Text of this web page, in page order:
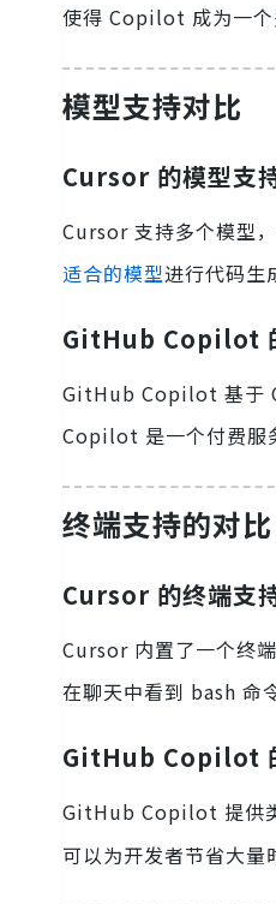
使得 Copilot 成为一个
模型支持对比
Cursor 的模型支
Cursor 支持多个模型
适合的模型进行代码生
GitHub Copilot
GitHub Copilot 基于
Copilot 是一个付费服
终端支持的对比
Cursor 的终端支
Cursor 内置了一个终
在聊天中看到 bash 命
GitHub Copilot
GitHub Copilot 提供
可以为开发者节省大量